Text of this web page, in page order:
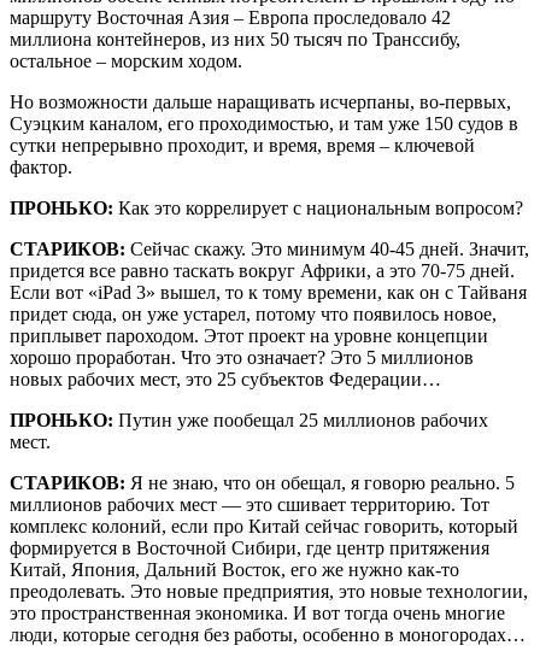
маршруту Восточная Азия – Европа проследовало 42
миллиона контейнеров, из них 50 тысяч по Транссибу,
остальное – морским ходом.
Но возможности дальше наращивать исчерпаны, во-первых,
Суэцким каналом, его проходимостью, и там уже 150 судов в
сутки непрерывно проходит, и время, время – ключевой
фактор.
ПРОНЬКО: Как это коррелирует с национальным вопросом?
СТАРИКОВ: Сейчас скажу. Это минимум 40-45 дней. Значит,
придется все равно таскать вокруг Африки, а это 70-75 дней.
Если вот «iPad 3» вышел, то к тому времени, как он с Тайваня
придет сюда, он уже устарел, потому что появилось новое,
приплывет пароходом. Этот проект на уровне концепции
хорошо проработан. Что это означает? Это 5 миллионов
новых рабочих мест, это 25 субъектов Федерации…
ПРОНЬКО: Путин уже пообещал 25 миллионов рабочих
мест.
СТАРИКОВ: Я не знаю, что он обещал, я говорю реально. 5
миллионов рабочих мест — это сшивает территорию. Тот
комплекс колоний, если про Китай сейчас говорить, который
формируется в Восточной Сибири, где центр притяжения
Китай, Япония, Дальний Восток, его же нужно как-то
преодолевать. Это новые предприятия, это новые технологии,
это пространственная экономика. И вот тогда очень многие
люди, которые сегодня без работы, особенно в моногородах…